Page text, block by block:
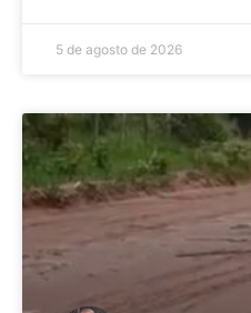
5 de agosto de 2026